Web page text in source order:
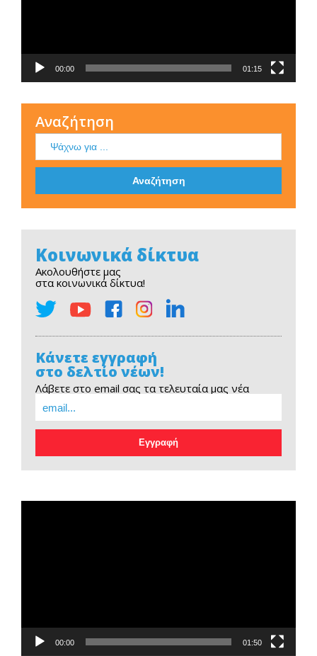
00:00 01:15
Αναζήτηση
Κοινωνικά δίκτυα
Ακολουθήστε μας
στα κοινωνικά δίκτυα!
Κάνετε εγγραφή
στο δελτίο νέων!
Λάβετε στο email σας τα τελευταία μας νέα
00:00 01:50